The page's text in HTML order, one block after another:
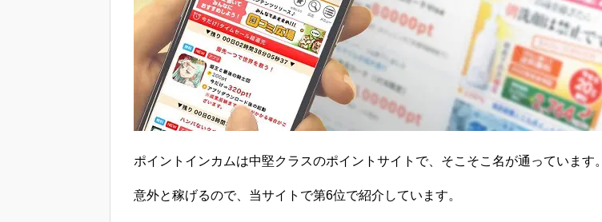
ポイントインカムは中堅クラスのポイントサイトで、そこそこ名が通っています。
意外と稼げるので、当サイトで第6位で紹介しています。